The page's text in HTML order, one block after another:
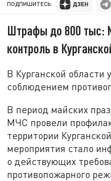
ПОДПИШИТЕСЬ:
Штрафы до 800 тыс:
контроль в
В Курганской области
соблюдением
В период майских
МЧС провели
территории
мероприятия стало
о действующих
противопожарного